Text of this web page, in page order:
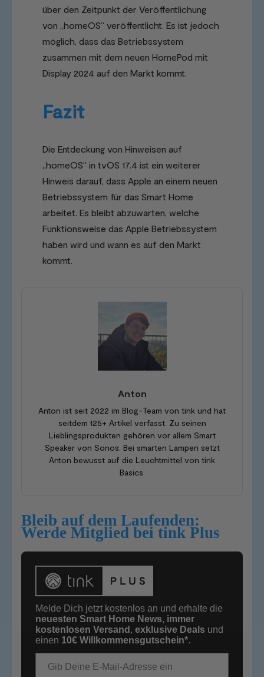
über den Zeitpunkt der Veröffentlichung
von „homeOS“ veröffentlicht. Es ist jedoch
möglich, dass das Betriebssystem
zusammen mit dem neuen HomePod mit
Display 2024 auf den Markt kommt.
Fazit
Die Entdeckung von Hinweisen auf
„homeOS“ in tvOS 17.4 ist ein weiterer
Hinweis darauf, dass Apple an einem neuen
Betriebssystem für das Smart Home
arbeitet. Es bleibt abzuwarten, welche
Funktionsweise das Apple Betriebssystem
haben wird und wann es auf den Markt
kommt.
Anton
Anton ist seit 2022 im Blog-Team von tink und hat
seitdem 125+ Artikel verfasst. Zu seinen
Lieblingsprodukten gehören vor allem Smart
Speaker von Sonos. Bei smarten Lampen setzt
Anton bewusst auf die Leuchtmittel von tink
Basics.
Bleib auf dem Laufenden:
Werde Mitglied bei tink Plus
Melde Dich jetzt kostenlos an und erhalte die
neuesten Smart Home News, immer
kostenlosen Versand , exklusive Deals und
einen 10€ Willkommensgutschein*.